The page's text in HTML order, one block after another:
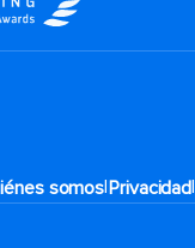
somos|Privacidad|